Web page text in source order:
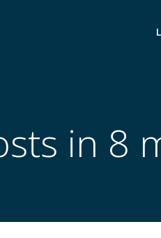
in 8